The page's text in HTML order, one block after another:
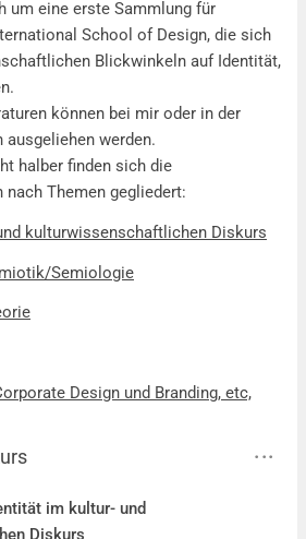
um eine erste Sammlung für
School of Design, die sich
Blickwinkeln auf Identität,
können bei mir oder in der
werden.
halber finden sich die
Themen gegliedert:
kulturwissenschaftlichen Diskurs
Semiologie
Design und Branding, etc,
im kultur- und
Diskurs